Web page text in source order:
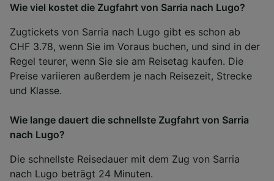
Wie viel kostet die Zugfahrt von Sarria nach Lugo?
Zugtickets von Sarria nach Lugo gibt es schon ab
CHF 3.78, wenn Sie im Voraus buchen, und sind in der
Regel teurer, wenn Sie sie am Reisetag kaufen. Die
Preise variieren außerdem je nach Reisezeit, Strecke
und Klasse.
Wie lange dauert die schnellste Zugfahrt von Sarria
nach Lugo?
Die schnellste Reisedauer mit dem Zug von Sarria
nach Lugo beträgt 24 Minuten.